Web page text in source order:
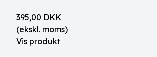
395,00 DKK
(ekskl. moms)
Vis produkt